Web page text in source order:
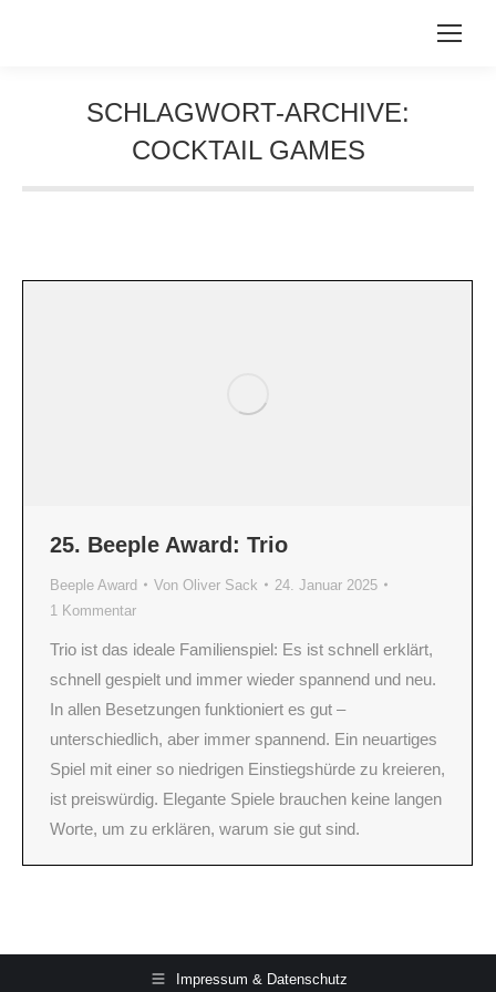
SCHLAGWORT-ARCHIVE:
COCKTAIL GAMES
25. Beeple Award: Trio
Beeple Award Von Oliver Sack
24. Januar 2025
1 Kommentar
Trio ist das ideale Familienspiel: Es ist schnell erklärt,
schnell gespielt und immer wieder spannend und neu.
In allen Besetzungen funktioniert es gut –
unterschiedlich, aber immer spannend. Ein neuartiges
Spiel mit einer so niedrigen Einstiegshürde zu kreieren,
ist preiswürdig. Elegante Spiele brauchen keine langen
Worte, um zu erklären, warum sie gut sind.
Impressum & Datenschutz